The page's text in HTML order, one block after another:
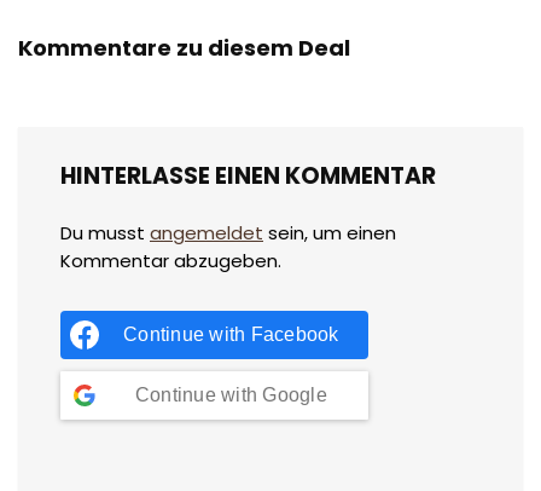
Kommentare zu diesem Deal
HINTERLASSE EINEN KOMMENTAR
Du musst angemeldet sein, um einen
Kommentar abzugeben.
Continue with Facebook
Continue with Google